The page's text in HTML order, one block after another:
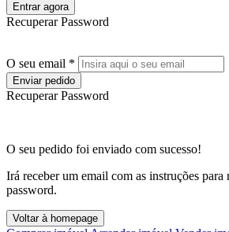
Entrar agora
Recuperar Password
O seu email *
Enviar pedido
Recuperar Password
O seu pedido foi enviado com sucesso!
Irá receber um email com as instruções para
password.
Voltar à homepage